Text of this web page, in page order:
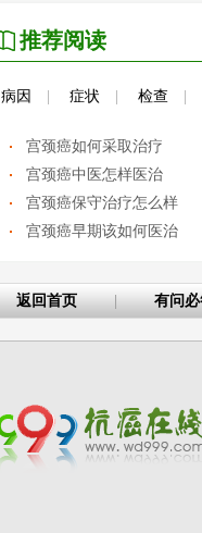
推荐阅读
病因 症状 检查
宫颈癌如何采取治疗
宫颈癌中医怎样医治
宫颈癌保守治疗怎么样
宫颈癌早期该如何医治
返回首页 有问必